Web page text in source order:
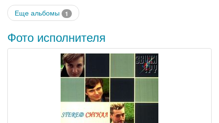
Еще альбомы 1
Фото исполнителя